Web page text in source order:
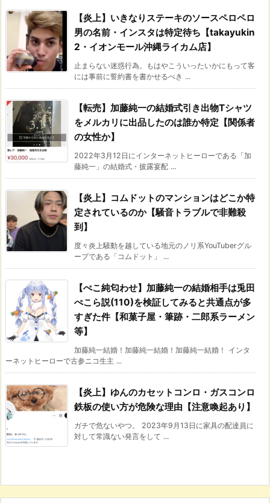
【炎上】いきなりステーキのソースペロペロ
男の名前・インスタは特定待ち【takayukin
2・イオンモール沖縄ライカム店】
止まらない迷惑行為。もはやこういったいかにもって客
には事前に誓約書を書かせるべき ...
【転売】加藤純一の結婚式引き出物Tシャツ
をメルカリに出品したのは誰か特定【関係者
の女性か】
2022年3月12日にインターネットヒーローである「加
藤純一」の結婚式・披露宴配 ...
【炎上】コムドットのマンションはどこか特
定されているのか【騒音トラブルで非難殺
到】
度々炎上騒動を越している地元のノリ系YouTuberグル
ープである「コムドット」 ...
【ぺこ純匂わせ】加藤純一の結婚相手は兎田
ぺこら説(110)を検証してみると共通点が多
すぎた件【和菓子屋・筆跡・二郎系ラーメン
等】
加藤純一結婚！加藤純一結婚！加藤純一結婚！ インタ
ーネットヒーローで古参ニコ生主 ...
【炎上】ゆんのカセットコンロ・ガスコンロ
鉄板の使い方が危険な理由【注意喚起あり】
ガチで危ないやつ。 2023年9月13日に家具の配達員に
対して常識ない発言をして ...